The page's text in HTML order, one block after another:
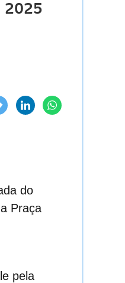
2025
do
Praça
pela